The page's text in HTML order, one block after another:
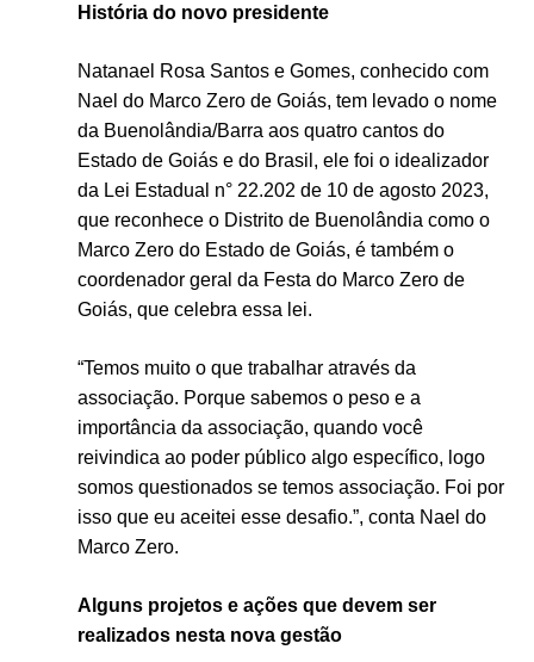
História do novo presidente
Natanael Rosa Santos e Gomes, conhecido com
Nael do Marco Zero de Goiás, tem levado o nome
da Buenolândia/Barra aos quatro cantos do
Estado de Goiás e do Brasil, ele foi o idealizador
da Lei Estadual n° 22.202 de 10 de agosto 2023,
que reconhece o Distrito de Buenolândia como o
Marco Zero do Estado de Goiás, é também o
coordenador geral da Festa doMarco Zero de
Goiás, que celebra essa lei.
“Temos muito o que trabalhar através da
associação. Porque sabemos o peso e a
importância da associação, quando você
reivindica ao poder público algo específico, logo
somos questionados se temos associação. Foi por
isso que eu aceitei esse desafio.”, conta Nael do
Marco Zero.
Alguns projetos e ações que devem ser
realizados nesta nova gestão